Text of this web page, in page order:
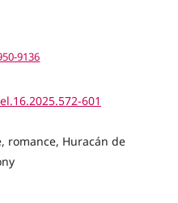
9136
601
romance, Huracán de